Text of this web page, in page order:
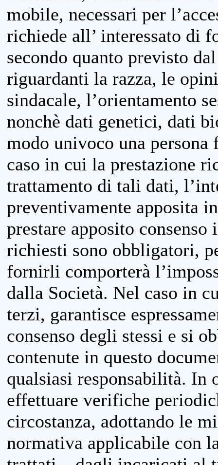
mobile, necessari per
richiede all’ interessato di
secondo quanto previsto
riguardanti la razza, le
sindacale, l’orientamento
nonchè dati genetici, dati
modo univoco una
caso in cui la prestazione
trattamento di tali dati,
preventivamente apposita
prestare apposito
richiesti sono obbligatori,
fornirli comporterà
dalla Società. Nel caso in
terzi, garantisce
consenso degli stessi e si
contenute in questo
qualsiasi responsabilità. In
effettuare verifiche
circostanza, adottando le
normativa applicabile con